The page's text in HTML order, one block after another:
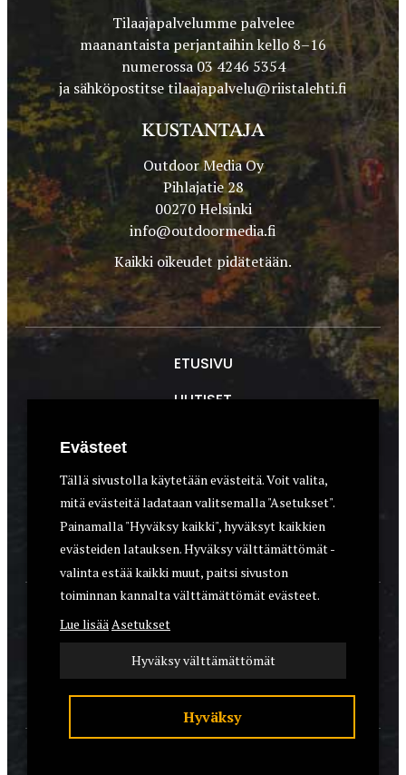
Tilaajapalvelumme palvelee
maanantaista perjantaihin kello 8–16
numerossa 03 4246 5354
ja sähköpostitsetilaajapalvelu@riistalehti.fi
KUSTANTAJA
Outdoor Media Oy
Pihlajatie 28
00270 Helsinki
info@outdoormedia.fi
Kaikki oikeudet pidätetään.
ETUSIVU
UUTISET
ASEET & OPTIIKKA
VARUSTEET
KOIRAT
YHTEYSTIEDOT
REKISTERISELOSTE
EVÄSTEET
Evästeet
Tällä sivustolla käytetään evästeitä. Voit valita,
mitä evästeitä ladataan valitsemalla "Asetukset".
Painamalla "Hyväksy kaikki", hyväksyt kaikkien
evästeiden latauksen. Hyväksy välttämättömät -
valinta estää kaikki muut, paitsi sivuston
toiminnan kannalta välttämättömät evästeet.
Lue lisääAsetukset
Hyväksy välttämättömät
Hyväksy